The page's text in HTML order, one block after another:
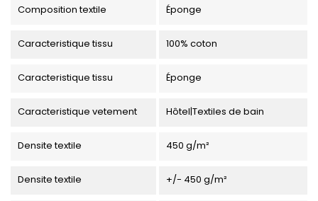
Composition textile Éponge
Caracteristique tissu 100% coton
Caracteristique tissu Éponge
Caracteristique vetement Hôtel|Textiles de bain
Densite textile 450 g/m²
Densite textile +/- 450 g/m²